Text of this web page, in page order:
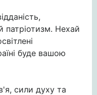
патріотизм. Нехай
буде вашою
сили духу та